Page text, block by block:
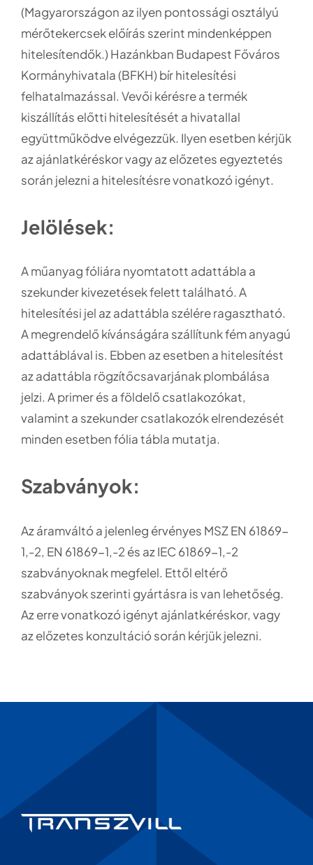
(Magyarországon az ilyen pontossági osztályú
mérőtekercsek előírás szerint mindenképpen
hitelesítendők.) Hazánkban Budapest Főváros
Kormányhivatala (BFKH) bír hitelesítési
felhatalmazással. Vevői kérésre a termék
kiszállítás előtti hitelesítését a hivatallal
együttműködve elvégezzük. Ilyen esetben kérjük
az ajánlatkéréskor vagy az előzetes egyeztetés
során jelezni a hitelesítésre vonatkozó igényt.
Jelölések:
A műanyag fóliára nyomtatott adattábla a
szekunder kivezetések felett található. A
hitelesítési jel az adattábla szélére ragasztható.
A megrendelő kívánságára szállítunk fém anyagú
adattáblával is. Ebben az esetben a hitelesítést
az adattábla rögzítőcsavarjának plombálása
jelzi. A primer és a földelő csatlakozókat,
valamint a szekunder csatlakozók elrendezését
minden esetben fólia tábla mutatja.
Szabványok:
Az áramváltó a jelenleg érvényes MSZ EN 61869-
1,-2, EN 61869-1,-2 és az IEC 61869-1,-2
szabványoknak megfelel. Ettől eltérő
szabványok szerinti gyártásra is van lehetőség.
Az erre vonatkozó igényt ajánlatkéréskor, vagy
az előzetes konzultáció során kérjük jelezni.